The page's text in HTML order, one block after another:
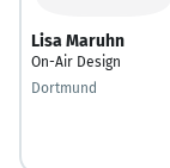
Lisa Maruhn
On-Air Design
Dortmund